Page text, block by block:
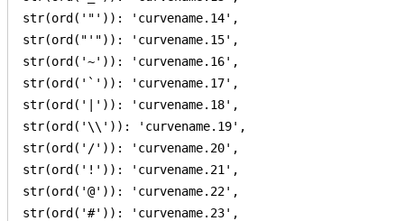
str(ord('"')): 'curvename.14',
str(ord("'")): 'curvename.15',
str(ord('~')): 'curvename.16',
str(ord('`')): 'curvename.17',
str(ord('|')): 'curvename.18',
str(ord('\\')): 'curvename.19',
str(ord('/')): 'curvename.20',
str(ord('!')): 'curvename.21',
str(ord('@')): 'curvename.22',
str(ord('#')): 'curvename.23',